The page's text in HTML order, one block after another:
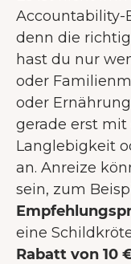
Accountability-
denn die
hast du nur
oder
oder
gerade erst
Langlebigkeit
an. Anreize
sein, zum
eine
Rabatt von 10